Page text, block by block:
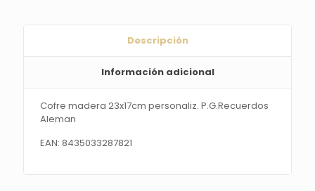
Descripción
Información adicional
Cofre madera 23x17cm personaliz. P.G.Recuerdos
Aleman
EAN: 8435033287821